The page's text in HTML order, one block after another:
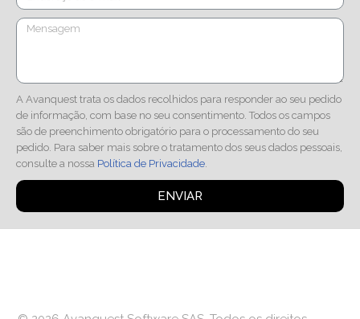
A Avanquest trata os dados recolhidos para responder ao seu pedido
de informação, com base no seu consentimento. Todos os campos
são de preenchimento obrigatório para o processamento do seu
pedido. Para saber mais sobre o tratamento dos seus dados pessoais,
consulte a nossa Política de Privacidade.
ENVIAR